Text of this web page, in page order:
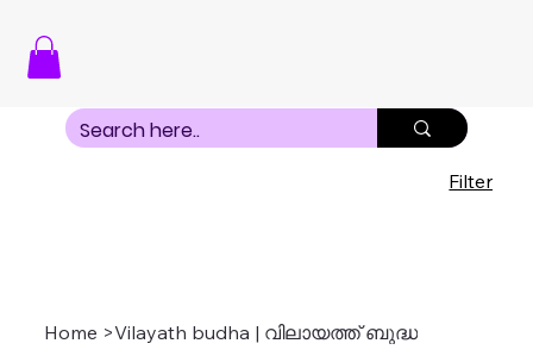
Home >Vilayath budha | വിലായത്ത് ബുദ്ധ
Filter